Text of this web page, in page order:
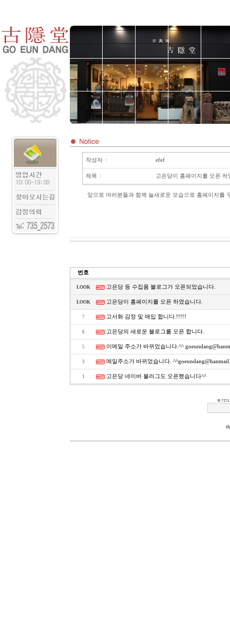
작성자 efef
제목 고은당이 홈페이지를 오픈 하
앞으로 여러분들과 함께 늘새로운 모습으로 홈페이지를
번호
LOOK 고은당 등 수집품 블로그가 오픈되었습니다.
LOOK 고은당이 홈페이지를 오픈 하였습니다.
7 고서화 감정 및 매입 합니다.!!!!!
6 고은당의 새로운 블로그를 오픈 합니다.
5 이메일 주소가 바뀌었습니다.^^
3 메일주소가 바뀌었습니다.
1 고은당 네이버 블러그도 오픈했습니다^^